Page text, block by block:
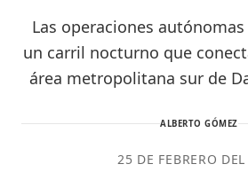
Las operaciones
un carril nocturno que
área metropolitana sur de
ALBERTO GÓMEZ
25 DE FEBRERO